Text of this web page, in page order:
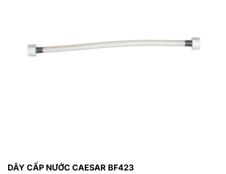
DÂY CẤP NƯỚC CAESAR BF423